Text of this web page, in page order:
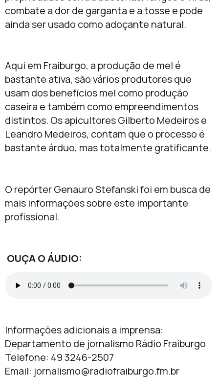
combate a dor de garganta e a tosse e pode
ainda ser usado como adoçante natural.
Aqui em Fraiburgo, a produção de mel é
bastante ativa, são vários produtores que
usam dos benefícios mel como produção
caseira e também como empreendimentos
distintos. Os apicultores Gilberto Medeiros e
Leandro Medeiros, contam que o processo é
bastante árduo, mas totalmente gratificante.
O repórter Genauro Stefanski foi em busca de
mais informações sobre este importante
profissional.
OUÇA O ÁUDIO:
Informações adicionais a imprensa:
Departamento de jornalismo Rádio Fraiburgo
Telefone: 49 3246-2507
Email: jornalismo@radiofraiburgo.fm.br